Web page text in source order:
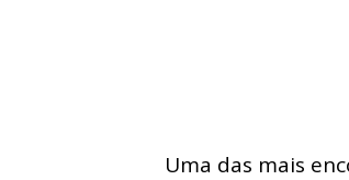
Uma das mais